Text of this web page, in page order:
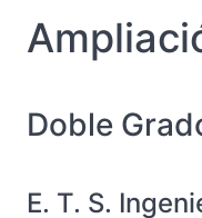
Doble
E. T. S.